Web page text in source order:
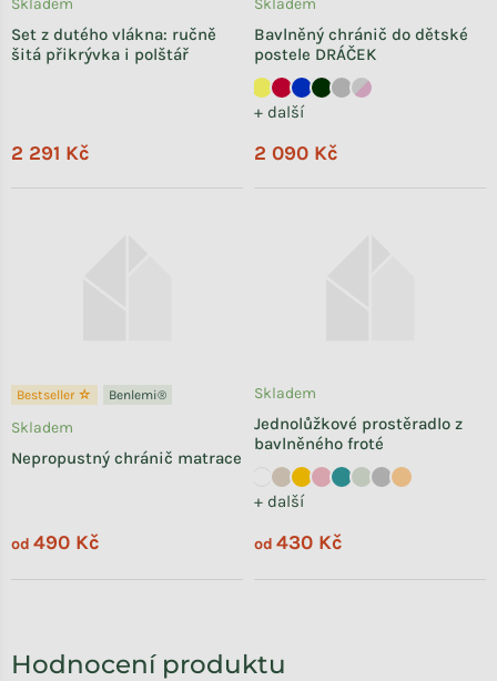
Hodnocení produktu
Set z dutého vlákna: ručně
šitá přikrývka i polštář
Skladem
2 291 Kč
Bavlněný chránič do dětské
postele DRÁČEK
+ další
Skladem
2 090 Kč
Bestseller ☆ Benlemi®
Nepropustný chránič matrace
Skladem
od 490 Kč
Jednolůžkové prostěradlo z
bavlněného froté
+ další
Skladem
od 430 Kč